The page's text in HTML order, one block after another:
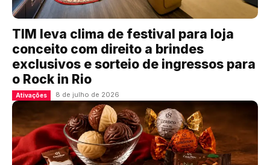
TIM leva clima de festival para loja
conceito com direito a brindes
exclusivos e sorteio de ingressos para
o Rock in Rio
Ativações 8 de julho de 2026